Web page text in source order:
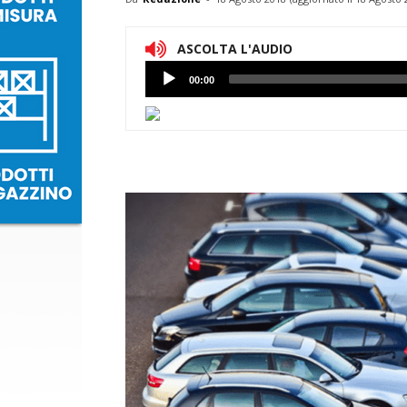
ASCOLTA L'AUDIO
Lettore
Audio
00:00